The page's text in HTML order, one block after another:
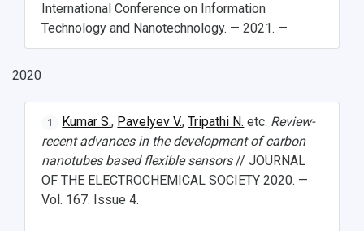
International Conference on Information
Technology and Nanotechnology. — 2021. —
2020
1 Kumar S., Pavelyev V.,Tripathi N. etc. Review-
recent advances in the development of carbon
nanotubes based flexible sensors// JOURNAL
OF THE ELECTROCHEMICAL SOCIETY 2020. —
Vol. 167. Issue 4.